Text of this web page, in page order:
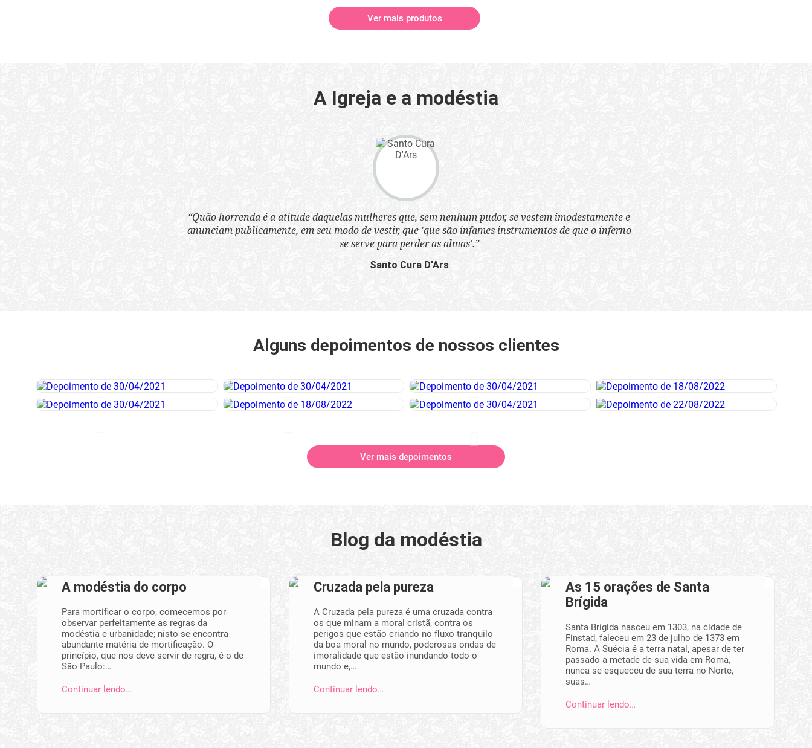
Ver mais produtos
A Igreja e a modéstia
“Quão horrenda é a atitude daquelas mulheres que, sem nenhum pudor, se vestem imodestamente e
anunciam publicamente, em seu modo de vestir, que 'que são infames instrumentos de que o inferno
se serve para perder as almas'.”
Santo Cura D'Ars
Alguns depoimentos de nossos clientes
Ver mais depoimentos
Blog da modéstia
A modéstia do corpo
Para mortificar o corpo, comecemos por
observar perfeitamente as regras da
modéstia e urbanidade; nisto se encontra
abundante matéria de mortificação. O
princípio, que nos deve servir de regra, é o de
São Paulo:…
Continuar lendo…
Cruzada pela pureza
A Cruzada pela pureza é uma cruzada contra
os que minam a moral cristã, contra os
perigos que estão criando no fluxo tranquilo
da boa moral no mundo, poderosas ondas de
imoralidade que estão inundando todo o
mundo e,…
Continuar lendo…
As 15 orações de Santa
Brígida
Santa Brígida nasceu em 1303, na cidade de
Finstad, faleceu em 23 de julho de 1373 em
Roma. A Suécia é a terra natal, apesar de ter
passado a metade de sua vida em Roma,
nunca se esqueceu de sua terra no Norte,
suas…
Continuar lendo…